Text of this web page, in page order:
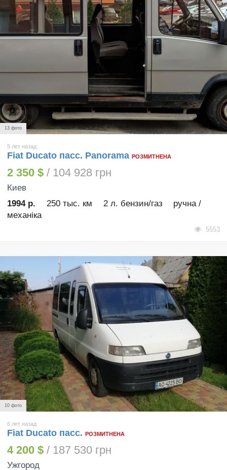
13 фото
5 лет назад
Fiat Ducato пасс. Panorama РОЗМИТНЕНА
2 350 $ / 104 928 грн
Киев
1994 р.
250 тыс. км 2 л. бензин/газ
ручна /
механіка
5553
10 фото
6 лет назад
Fiat Ducato пасс. РОЗМИТНЕНА
4 200 $ / 187 530 грн
Ужгород